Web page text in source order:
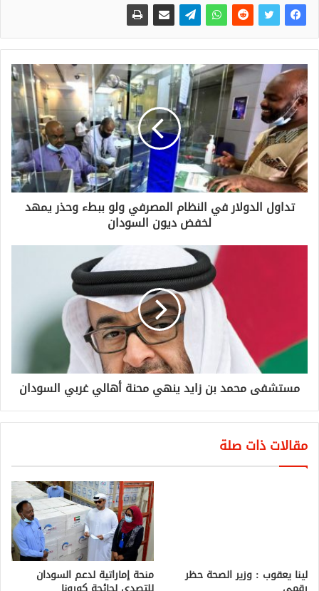
تداول الدولار في النظام المصرفي ولو ببطء وحذر يمهد
لخفض ديون السودان
مستشفى محمد بن زايد ينهي محنة أهالي غربي السودان
مقالات ذات صلة
منحة إماراتية لدعم السودان